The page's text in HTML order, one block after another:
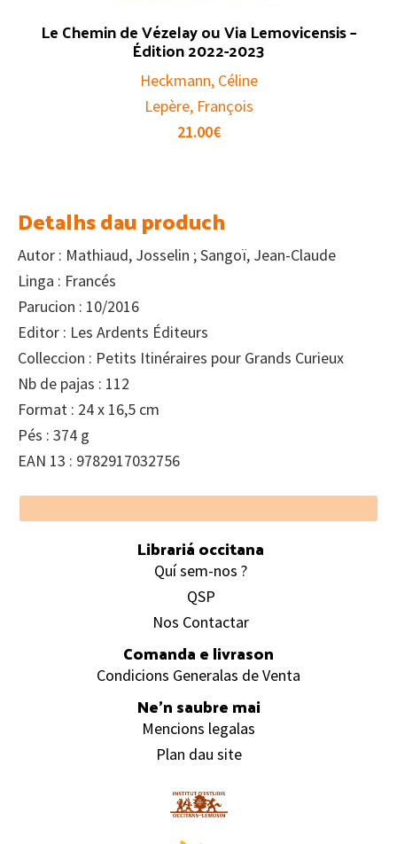
Le Chemin de Vézelay ou Via Lemovicensis –
Édition 2022-2023
Heckmann, Céline
Lepère, François
21.00€
Detalhs dau produch
Autor : Mathiaud, Josselin ; Sangoï, Jean-Claude
Linga : Francés
Parucion : 10/2016
Editor : Les Ardents Éditeurs
Colleccion : Petits Itinéraires pour Grands Curieux
Nb de pajas : 112
Format : 24 x 16,5 cm
Pés : 374 g
EAN 13 : 9782917032756
Footer
Librariá occitana
Quí sem-nos ?
QSP
Nos Contactar
Comanda e livrason
Condicions Generalas de Venta
Ne’n saubre mai
Mencions legalas
Plan dau site